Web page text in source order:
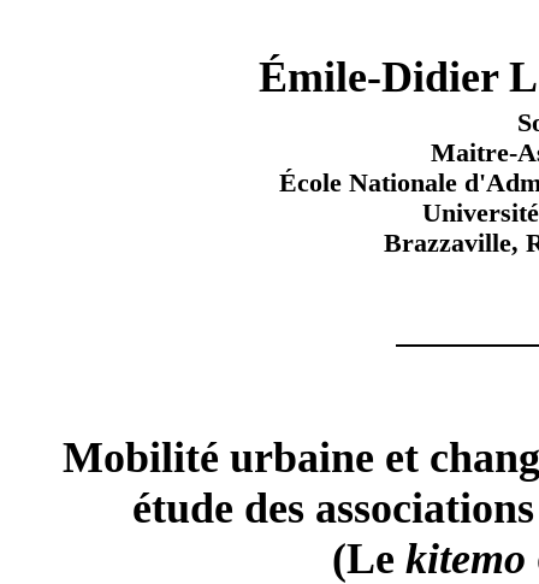
Émile-Didier
Maitre-
École Nationale
Brazzaville,
Mobilité urbaine et
étude des
(Le kitemo